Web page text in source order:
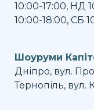
10:00-17:00, НД
10:00-18:00, СБ
Шоуруми
Дніпро, вул.
Тернопіль, вул.